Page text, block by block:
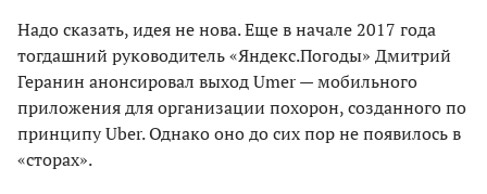
Надо сказать, идея не нова. Еще в начале 2017 года
тогдашний руководитель «Яндекс.Погоды» Дмитрий
Геранин анонсировал выход Umer — мобильного
приложения для организации похорон, созданного по
принципу Uber. Однако оно до сих пор не появилось в
«сторах».